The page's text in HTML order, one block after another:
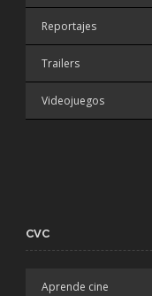
Reportajes
Trailers
Videojuegos
CVC
Aprende cine